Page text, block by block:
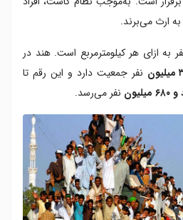
به ارث می‌برند.
جمعیت در هند ۴۶۴ نفر به ازای هر کیلومترمربع است. هند در
نفر جمعیت دارد و این رقم تا
نفر می‌رسد.